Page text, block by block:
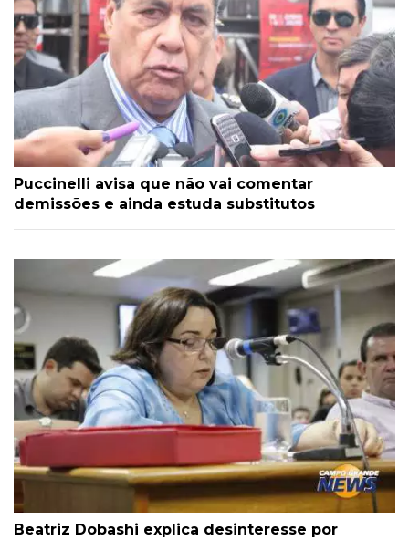
Puccinelli avisa que não vai comentar
demissões e ainda estuda substitutos
Beatriz Dobashi explica desinteresse por